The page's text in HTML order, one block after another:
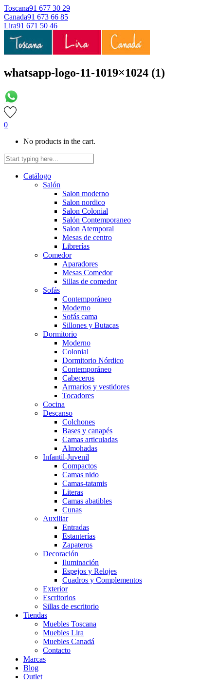
Toscana91 677 30 29
Canada91 673 66 85
Lira91 671 50 46
whatsapp-logo-11-1019×1024 (1)
0
No products in the cart.
Catálogo
Salón
Salon moderno
Salon nordico
Salon Colonial
Salón Contemporaneo
Salon Atemporal
Mesas de centro
Librerías
Comedor
Aparadores
Mesas Comedor
Sillas de comedor
Sofás
Contemporáneo
Moderno
Sofás cama
Sillones y Butacas
Dormitorio
Moderno
Colonial
Dormitorio Nórdico
Contemporáneo
Cabeceros
Armarios y vestidores
Tocadores
Cocina
Descanso
Colchones
Bases y canapés
Camas articuladas
Almohadas
Infantil-Juvenil
Compactos
Camas nido
Camas-tatamis
Literas
Camas abatibles
Cunas
Auxiliar
Entradas
Estanterías
Zapateros
Decoración
Iluminación
Espejos y Relojes
Cuadros y Complementos
Exterior
Escritorios
Sillas de escritorio
Tiendas
Muebles Toscana
Muebles Lira
Muebles Canadá
Contacto
Marcas
Blog
Outlet